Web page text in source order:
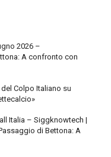
2026 –
A confronto con
Colpo Italiano su
Italia – Siggknowtech |
di Bettona: A